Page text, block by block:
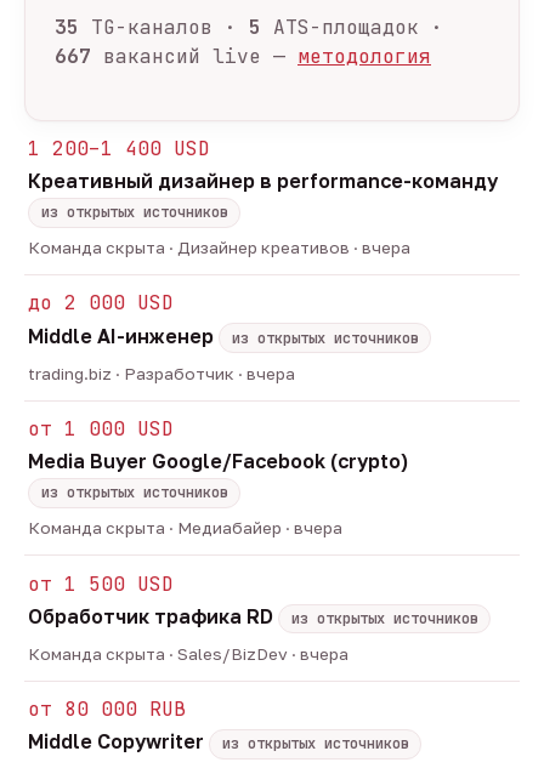
35 TG-каналов · 5 ATS-площадок ·
667 вакансий live — методология
1 200–1 400 USD
Креативный дизайнер в performance-команду
из открытых источников
Команда скрыта · Дизайнер креативов · вчера
до 2 000 USD
Middle AI-инженер
из открытых источников
trading.biz · Разработчик · вчера
от 1 000 USD
Media Buyer Google/Facebook (crypto)
из открытых источников
Команда скрыта · Медиабайер · вчера
от 1 500 USD
Обработчик трафика RD
из открытых источников
Команда скрыта · Sales/BizDev · вчера
от 80 000 RUB
Middle Copywriter
из открытых источников